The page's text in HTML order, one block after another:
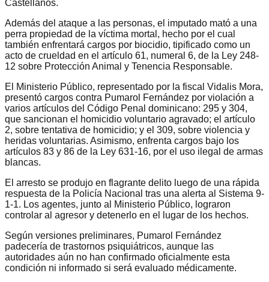
Castellanos.
Además del ataque a las personas, el imputado mató a una
perra propiedad de la víctima mortal, hecho por el cual
también enfrentará cargos por biocidio, tipificado como un
acto de crueldad en el artículo 61, numeral 6, de la Ley 248-
12 sobre Protección Animal y Tenencia Responsable.
El Ministerio Público, representado por la fiscal Vidalis Mora,
presentó cargos contra Pumarol Fernández por violación a
varios artículos del Código Penal dominicano: 295 y 304,
que sancionan el homicidio voluntario agravado; el artículo
2, sobre tentativa de homicidio; y el 309, sobre violencia y
heridas voluntarias. Asimismo, enfrenta cargos bajo los
artículos 83 y 86 de la Ley 631-16, por el uso ilegal de armas
blancas.
El arresto se produjo en flagrante delito luego de una rápida
respuesta de la Policía Nacional tras una alerta al Sistema 9-
1-1. Los agentes, junto al Ministerio Público, lograron
controlar al agresor y detenerlo en el lugar de los hechos.
Según versiones preliminares, Pumarol Fernández
padecería de trastornos psiquiátricos, aunque las
autoridades aún no han confirmado oficialmente esta
condición ni informado si será evaluado médicamente.